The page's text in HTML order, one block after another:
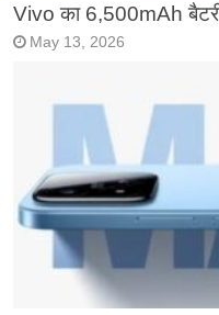
Vivo का 6,500mAh
May 13, 2026